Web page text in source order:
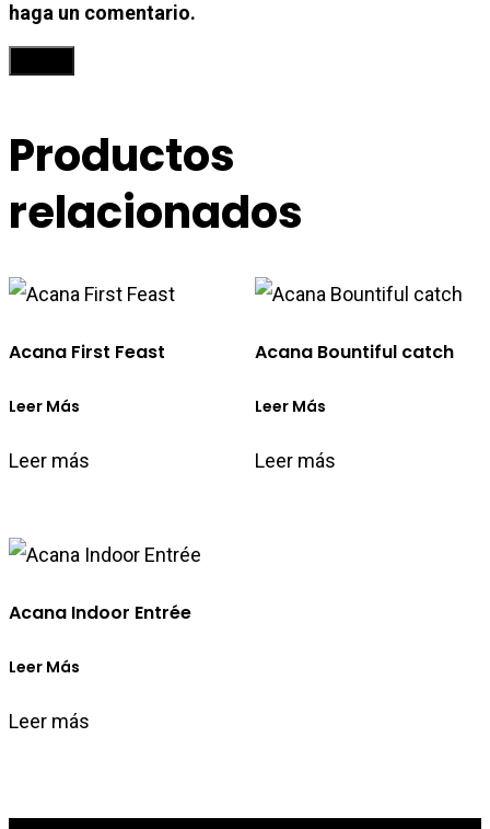
haga un comentario.
Productos
relacionados
Acana First Feast
Leer Más
Leer más
Acana Bountiful catch
Leer Más
Leer más
Acana Indoor Entrée
Leer Más
Leer más